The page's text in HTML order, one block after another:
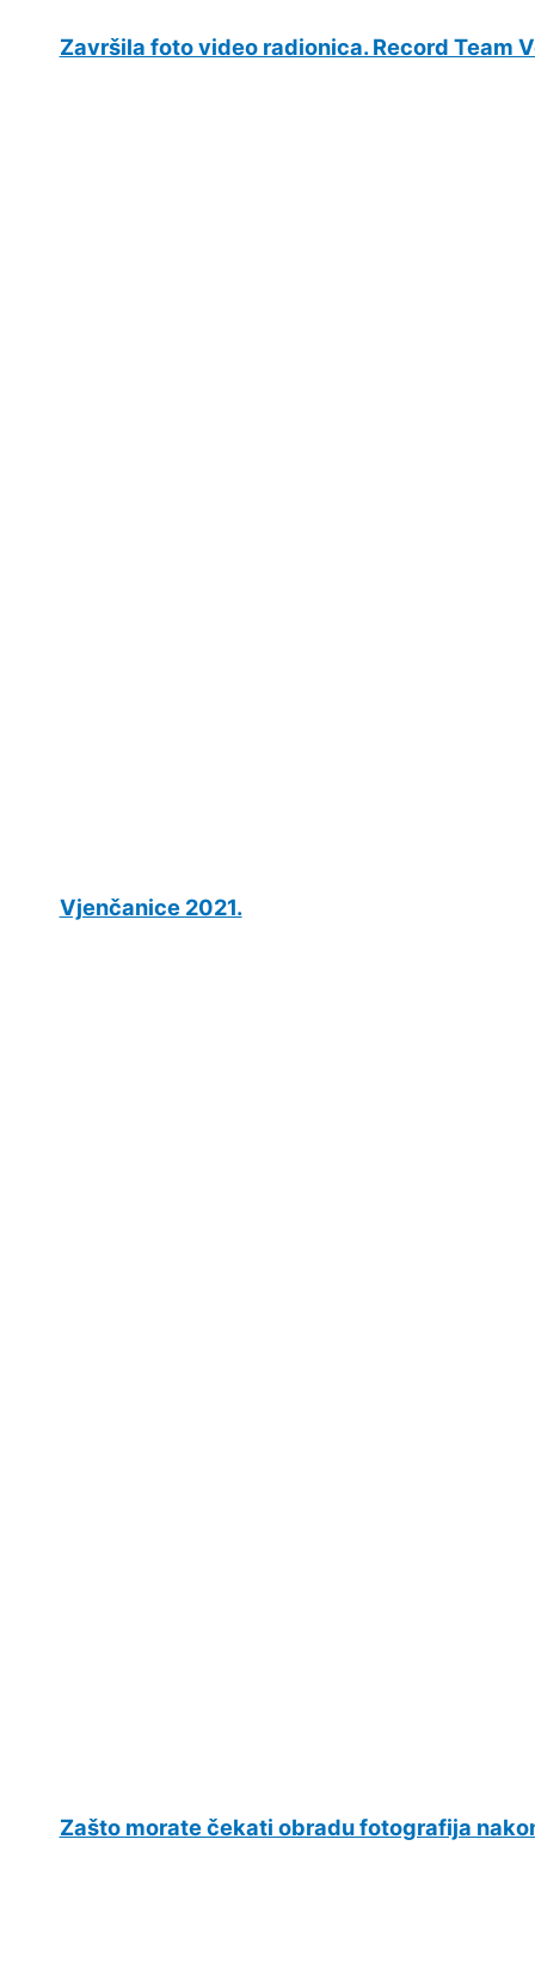
Završila foto video radionica. Record Team
Vjenčanice 2021.
Zašto morate čekati obradu fotografija